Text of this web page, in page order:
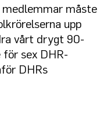
medlemmar måste
upp
vårt drygt 90-
sex DHR-
DHRs